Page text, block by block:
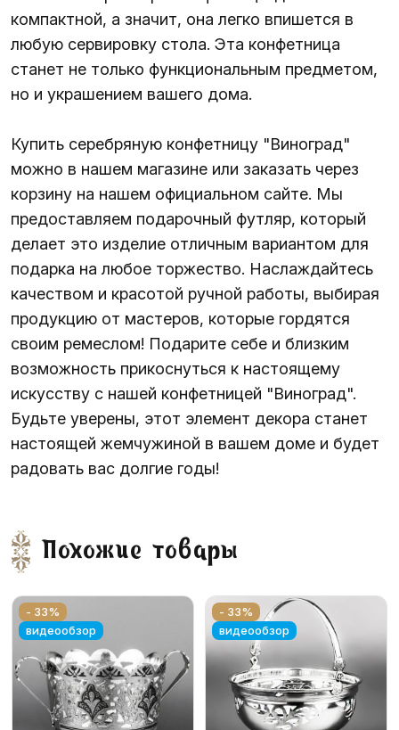
компактной, а значит, она легко впишется в
любую сервировку стола. Эта конфетница
станет не только функциональным предметом,
но и украшением вашего дома.
Купить серебряную конфетницу "Виноград"
можно в нашем магазине или заказать через
корзину на нашем официальном сайте. Мы
предоставляем подарочный футляр, который
делает это изделие отличным вариантом для
подарка на любое торжество. Наслаждайтесь
качеством и красотой ручной работы, выбирая
продукцию от мастеров, которые гордятся
своим ремеслом! Подарите себе и близким
возможность прикоснуться к настоящему
искусству с нашей конфетницей "Виноград".
Будьте уверены, этот элемент декора станет
настоящей жемчужиной в вашем доме и будет
радовать вас долгие годы!
Похожие товары
- 33%
видеообзор
- 33%
видеообзор